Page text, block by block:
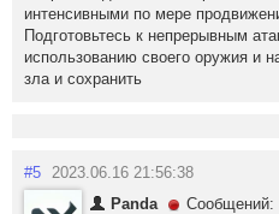
интенсивными по мере
Подготовьтесь к непрерывным
использованию своего оружия и
зла и сохранить
#5 2023.06.16 21:56:38
Panda
Сообщений: